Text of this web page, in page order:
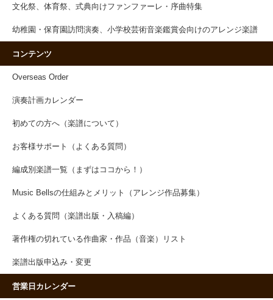
文化祭、体育祭、式典向けファンファーレ・序曲特集
幼稚園・保育園訪問演奏、小学校芸術音楽鑑賞会向けのアレンジ楽譜
コンテンツ
Overseas Order
演奏計画カレンダー
初めての方へ（楽譜について）
お客様サポート（よくある質問）
編成別楽譜一覧（まずはココから！）
Music Bellsの仕組みとメリット（アレンジ作品募集）
よくある質問（楽譜出版・入稿編）
著作権の切れている作曲家・作品（音楽）リスト
楽譜出版申込み・変更
営業日カレンダー